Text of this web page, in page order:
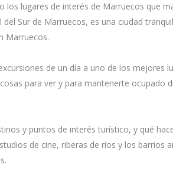
lugares de interés de Marruecos que
Sur de Marruecos, es una ciudad
Marruecos.
de un día a uno de los mejores
para ver y para mantenerte ocupado
y puntos de interés turístico, y qué
de cine, riberas de ríos y los barrios